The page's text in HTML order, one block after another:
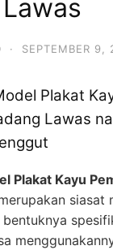
· SEPTEMBER 9,
Plakat
Lawas
Plakat Kayu
siasat